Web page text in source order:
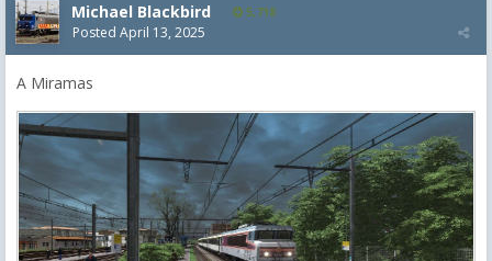
Michael Blackbird 5,718
Posted April 13, 2025
A Miramas